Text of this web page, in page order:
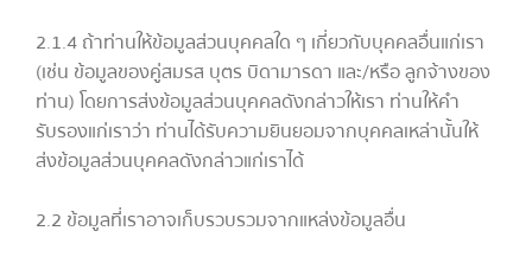
2.1.4 ถ้าท่านให้ข้อมูลส่วนบุคคลใด ๆ เกี่ยวกับบุคคลอื่นแก่เรา
(เช่น ข้อมูลของคู่สมรส บุตร บิดามารดา และ/หรือ ลูกจ้างของ
ท่าน) โดยการส่งข้อมูลส่วนบุคคลดังกล่าวให้เรา ท่านให้คำ
รับรองแก่เราว่า ท่านได้รับความยินยอมจากบุคคลเหล่านั้นให้
ส่งข้อมูลส่วนบุคคลดังกล่าวแก่เราได้
2.2 ข้อมูลที่เราอาจเก็บรวบรวมจากแหล่งข้อมูลอื่น